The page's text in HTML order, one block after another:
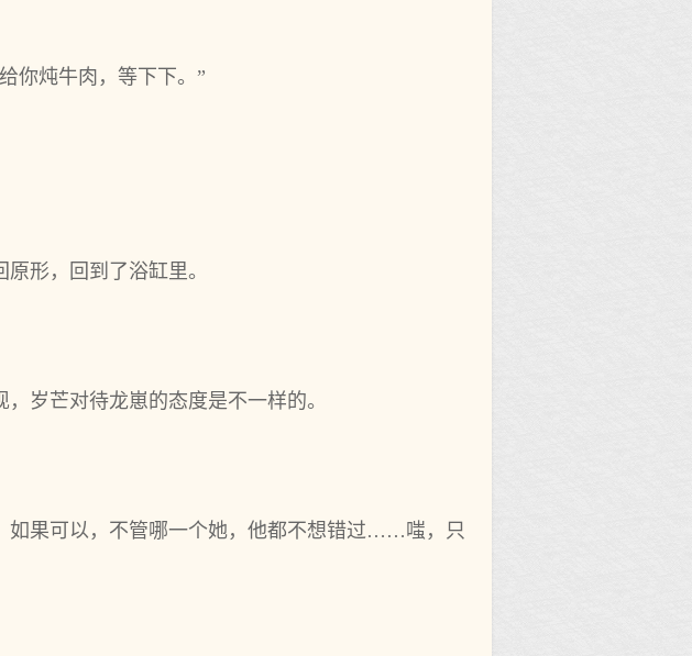
你炖牛肉，等下下。”
形，回到了浴缸里。
岁芒对待龙崽的态度是不一样的。
如果可以，不管哪一个她，他都不想错过……嗤，只